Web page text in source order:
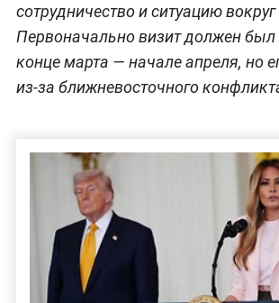
сотрудничество и ситуацию
Первоначально визит должен был
конце марта — начале апреля, но
из-за ближневосточного